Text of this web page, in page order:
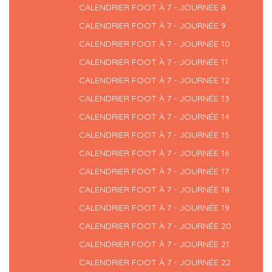
CALENDRIER FOOT À 7 - JOURNÉE 8
CALENDRIER FOOT À 7 - JOURNÉE 9
CALENDRIER FOOT À 7 - JOURNÉE 10
CALENDRIER FOOT À 7 - JOURNÉE 11
CALENDRIER FOOT À 7 - JOURNÉE 12
CALENDRIER FOOT À 7 - JOURNÉE 13
CALENDRIER FOOT À 7 - JOURNÉE 14
CALENDRIER FOOT À 7 - JOURNÉE 15
CALENDRIER FOOT À 7 - JOURNÉE 16
CALENDRIER FOOT À 7 - JOURNÉE 17
CALENDRIER FOOT À 7 - JOURNÉE 18
CALENDRIER FOOT À 7 - JOURNÉE 19
CALENDRIER FOOT À 7 - JOURNÉE 20
CALENDRIER FOOT À 7 - JOURNÉE 21
CALENDRIER FOOT À 7 - JOURNÉE 22